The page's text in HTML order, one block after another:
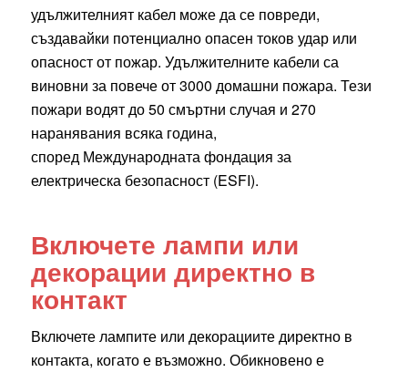
удължителният кабел може да се повреди,
създавайки потенциално опасен токов удар или
опасност от пожар. Удължителните кабели са
виновни за повече от 3000 домашни пожара. Тези
пожари водят до 50 смъртни случая и 270
наранявания всяка година,
според Международната фондация за
електрическа безопасност (ESFI).
Включете лампи или
декорации директно в
контакт
Включете лампите или декорациите директно в
контакта, когато е възможно. Обикновено е